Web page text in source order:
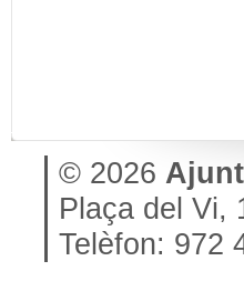
© 2026
Plaça del Vi,
Telèfon: 972